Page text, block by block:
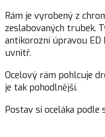
Rám je vyrobený z
zeslabovaných trubek.
antikorozní úpravou ED
uvnitř.
Ocelový rám pohlcuje
je tak pohodlnější.
Postav si oceláka podle